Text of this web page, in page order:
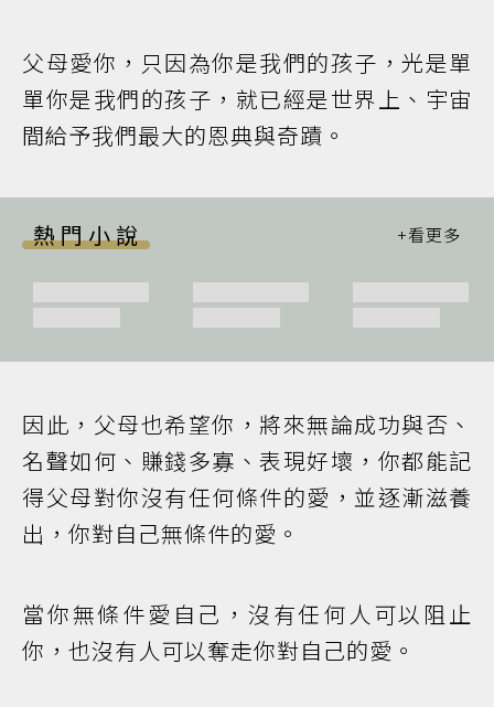
父母愛你，只因為你是我們的孩子，光是單
單你是我們的孩子，就已經是世界上、宇宙
間給予我們最大的恩典與奇蹟。
熱門小說
因此，父母也希望你，將來無論成功與否、
名聲如何、賺錢多寡、表現好壞，你都能記
得父母對你沒有任何條件的愛，並逐漸滋養
出，你對自己無條件的愛。
當你無條件愛自己，沒有任何人可以阻止
你，也沒有人可以奪走你對自己的愛。